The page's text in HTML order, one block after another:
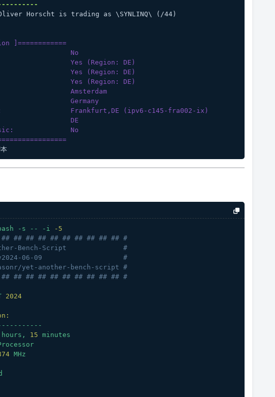
Oliver Horscht is trading as \SYNLINQ\ (/44)
]============
No
Yes (Region: DE)
Yes (Region: DE)
Yes (Region: DE)
Amsterdam
Germany
Frankfurt,DE (ipv6-c145-fra002-ix)
DE
No
-s -- -i
-5
## ## ## ## ## ## ## ## ## #
Bench-Script              #
06-09                    #
yet-another-bench-script #
## ## ## ## ## ## ## ## ## #
2024
hours, 15 minutes
MHz